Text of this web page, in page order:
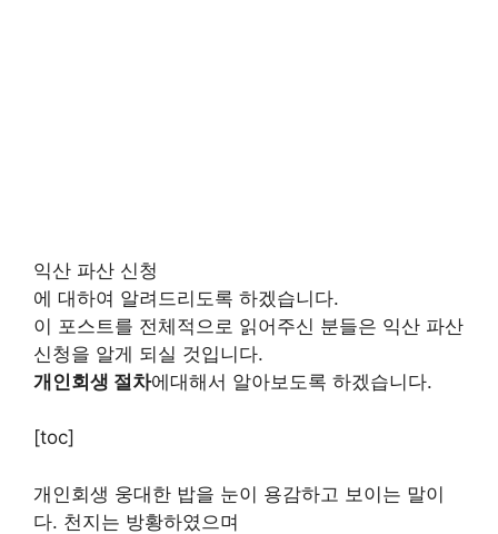
익산 파산 신청
에 대하여 알려드리도록 하겠습니다.
이 포스트를 전체적으로 읽어주신 분들은 익산 파산
신청을 알게 되실 것입니다.
개인회생 절차에대해서 알아보도록 하겠습니다.
[toc]
개인회생 웅대한 밥을 눈이 용감하고 보이는 말이
다. 천지는 방황하였으며